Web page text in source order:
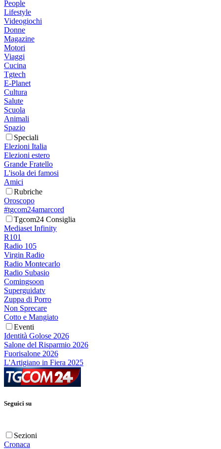
People
Lifestyle
Videogiochi
Donne
Magazine
Motori
Viaggi
Cucina
Tgtech
E-Planet
Cultura
Salute
Scuola
Animali
Spazio
Speciali
Elezioni Italia
Elezioni estero
Grande Fratello
L'isola dei famosi
Amici
Rubriche
Oroscopo
#tgcom24amarcord
Tgcom24 Consiglia
Mediaset Infinity
R101
Radio 105
Virgin Radio
Radio Montecarlo
Radio Subasio
Comingsoon
Superguidatv
Zuppa di Porro
Non Sprecare
Cotto e Mangiato
Eventi
Identità Golose 2026
Salone del Risparmio 2026
Fuorisalone 2026
L'Artigiano in Fiera 2025
Seguici su
Sezioni
Cronaca